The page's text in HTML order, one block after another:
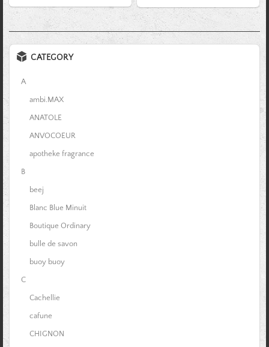
CATEGORY
A
ambi.MAX
ANATOLE
ANVOCOEUR
apotheke fragrance
B
beej
Blanc Blue Minuit
Boutique Ordinary
bulle de savon
buoy buoy
C
Cachellie
cafune
CHIGNON